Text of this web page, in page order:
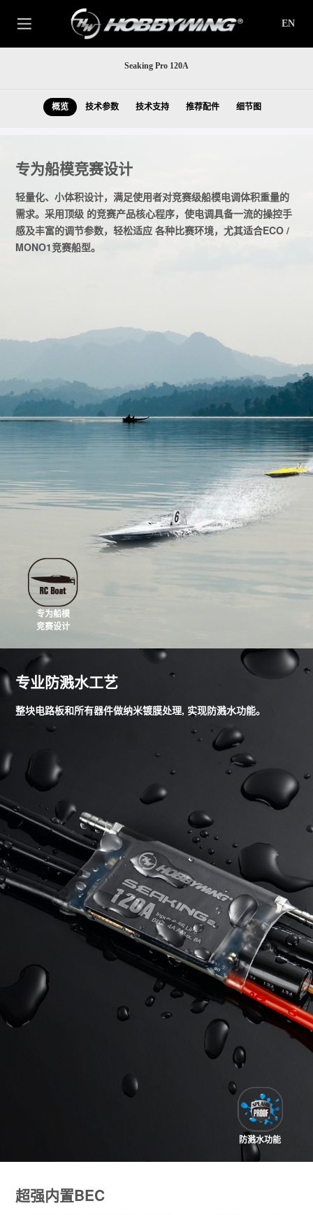
EN
Seaking Pro 120A
概览 技术参数 技术支持 推荐配件 细节图
专为船模竞赛设计
轻量化、小体积设计，满足使用者对竞赛级船模电调体积重量的
需求。采用顶级 的竞赛产品核心程序，使电调具备一流的操控手
感及丰富的调节参数，轻松适应 各种比赛环境，尤其适合ECO /
MONO1竞赛船型。
专为船模
竞赛设计
专业防溅水工艺
整块电路板和所有器件做纳米镀膜处理, 实现防溅水功能。
防溅水功能
超强内置BEC